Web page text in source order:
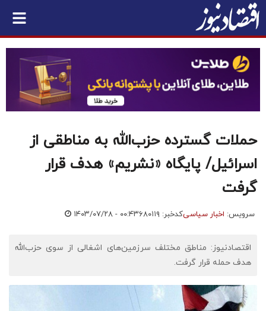
حملات گسترده حزب‌الله به مناطقی از
اسرائیل/ پایگاه «نشریم» هدف قرار
گرفت
سرویس: اخبار سیاسیکدخبر: ۶۸۰۱۱۹ ۱۴۰۳/۰۷/۲۸ - ۰۰:۴۳
اقتصادنیوز: مناطق مختلف سرزمین‌های اشغالی از سوی حزب‌الله
هدف حمله قرار گرفت.